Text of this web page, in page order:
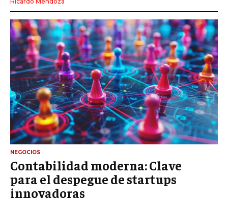
NEGOCIOS
Contabilidad moderna: Clave
para el despegue de startups
innovadoras